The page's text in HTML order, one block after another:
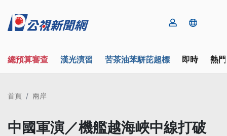
總預算審查 漢光演習 苦茶油苯駢芘超標 即時 熱
首頁 兩岸
中國軍演／機艦越海峽中線打破